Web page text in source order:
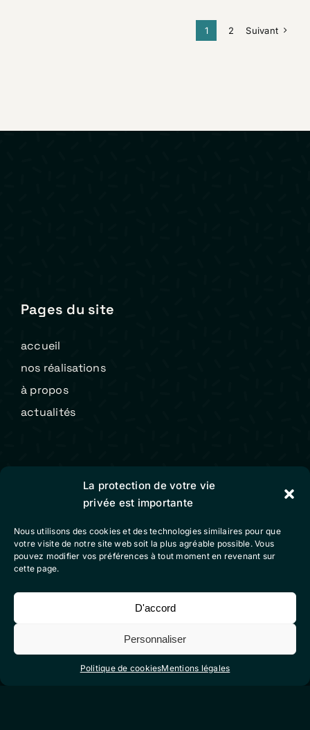
La protection de votre vie
privée est importante
Nous utilisons des cookies et des technologies similaires pour que
votre visite de notre site web soit la plus agréable possible. Vous
pouvez modifier vos préférences à tout moment en revenant sur
cette page.
D'accord
Personnaliser
Politique de cookiesMentions légales
1 2 Suivant
Pages du site
accueil
nos réalisations
à propos
actualités
production vidéo
contact
Colibri Vidéo
politique de cookies (eu)